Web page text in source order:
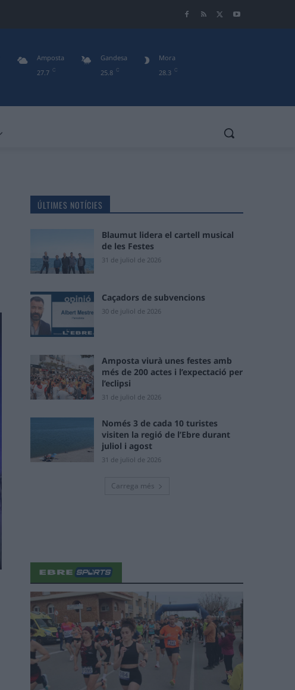
27.7 C
Amposta
25.8 C
Gandesa
28.3 C
Mora
ÚLTIMES NOTÍCIES
Blaumut lidera el cartell musical
de les Festes
31 de juliol de 2026
Caçadors de subvencions
30 de juliol de 2026
Amposta viurà unes festes amb
més de 200 actes i l’expectació per
l’eclipsi
31 de juliol de 2026
Només 3 de cada 10 turistes
visiten la regió de l’Ebre durant
juliol i agost
31 de juliol de 2026
Carrega més